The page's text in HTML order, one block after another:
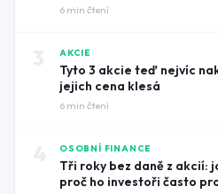
6 min čtení
AKCIE
Tyto 3 akcie teď nejvíc
jejich cena klesá
6 min čtení
OSOBNÍ FINANCE
Tři roky bez daně z akcií:
proč ho investoři často